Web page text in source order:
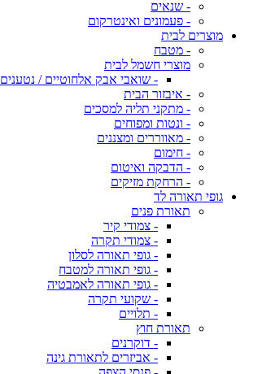
- שנאים
- פעמונים ואינטרקום
מוצרים לבית
- מטבח
מוצרי חשמל לבית
- שואבי אבק אלחוטיים / נטענים
- איבזור הבית
- מתקני תליה למסכים
- ונטות ומפוחים
- מאווררים ומצננים
- חימום
- הדבקה ואיטום
- הרחקת מזיקים
גופי תאורה לד
תאורת פנים
- צמודי קיר
- צמודי תקרה
- גופי תאורה לסלון
- גופי תאורה למטבח
- גופי תאורה לאמבטיה
- שקועי תקרה
- תלויים
תאורת חוץ
- דוקרנים
- אביזרים לתאורת גינה